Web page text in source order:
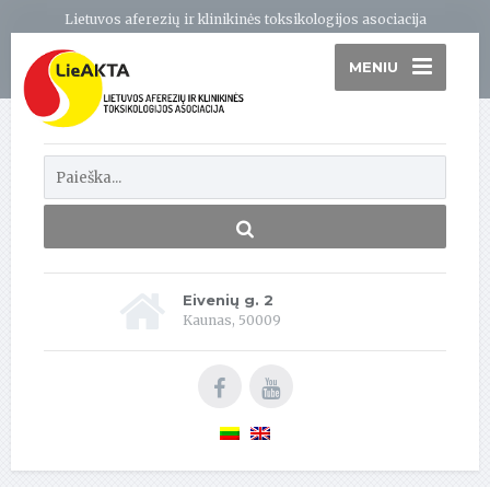
Lietuvos aferezių ir klinikinės toksikologijos asociacija
MENIU
Eivenių g. 2
Kaunas, 50009